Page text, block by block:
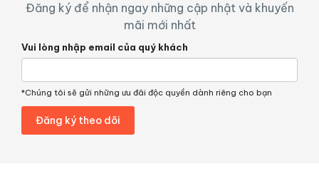
Đăng ký để nhận ngay những cập nhật và khuyến
mãi mới nhất
Vui lòng nhập email của quý khách
*Chúng tôi sẽ gửi những ưu đãi độc quyền dành riêng cho bạn